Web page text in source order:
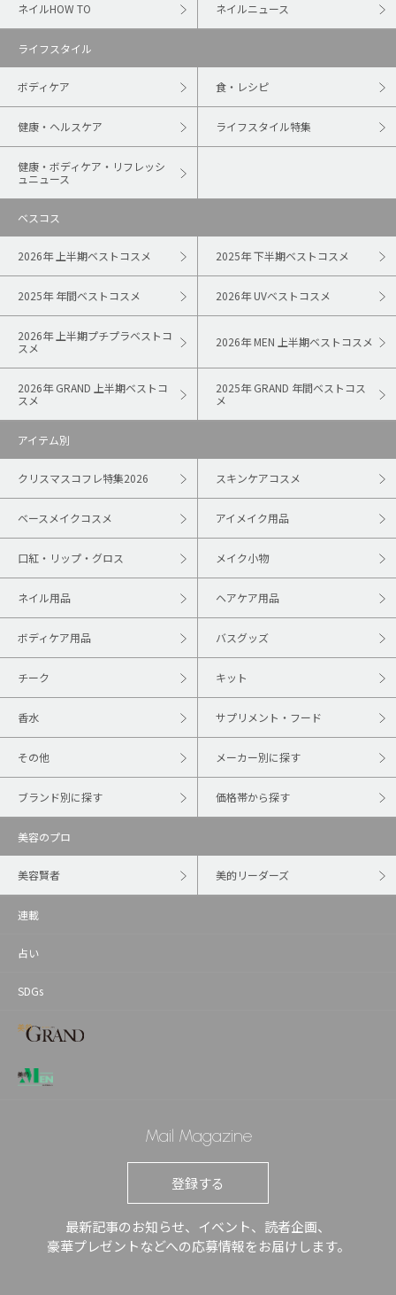
ネイルHOW TO ネイルニュース
ライフスタイル
ボディケア 食・レシピ
健康・ヘルスケア ライフスタイル特集
健康・ボディケア・リフレッシ
ュニュース
ベスコス
2026年 上半期ベストコスメ 2025年 下半期ベストコスメ
2025年 年間ベストコスメ 2026年 UVベストコスメ
2026年 上半期プチプラベストコ
スメ
2026年 MEN 上半期ベストコスメ
2026年 GRAND 上半期ベストコ
スメ
2025年 GRAND 年間ベストコス
メ
アイテム別
クリスマスコフレ特集2026 スキンケアコスメ
ベースメイクコスメ アイメイク用品
口紅・リップ・グロス メイク小物
ネイル用品 ヘアケア用品
ボディケア用品 バスグッズ
チーク キット
香水 サプリメント・フード
その他 メーカー別に探す
ブランド別に探す 価格帯から探す
美容のプロ
美容賢者 美的リーダーズ
連載
占い
SDGs
Mail Magazine
登録する
最新記事のお知らせ、イベント、読者企画、
豪華プレゼントなどへの応募情報をお届けします。